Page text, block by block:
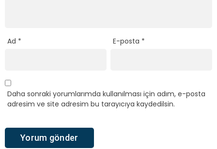
Ad * E-posta *
Daha sonraki yorumlarımda kullanılması için adım, e-posta
adresim ve site adresim bu tarayıcıya kaydedilsin.